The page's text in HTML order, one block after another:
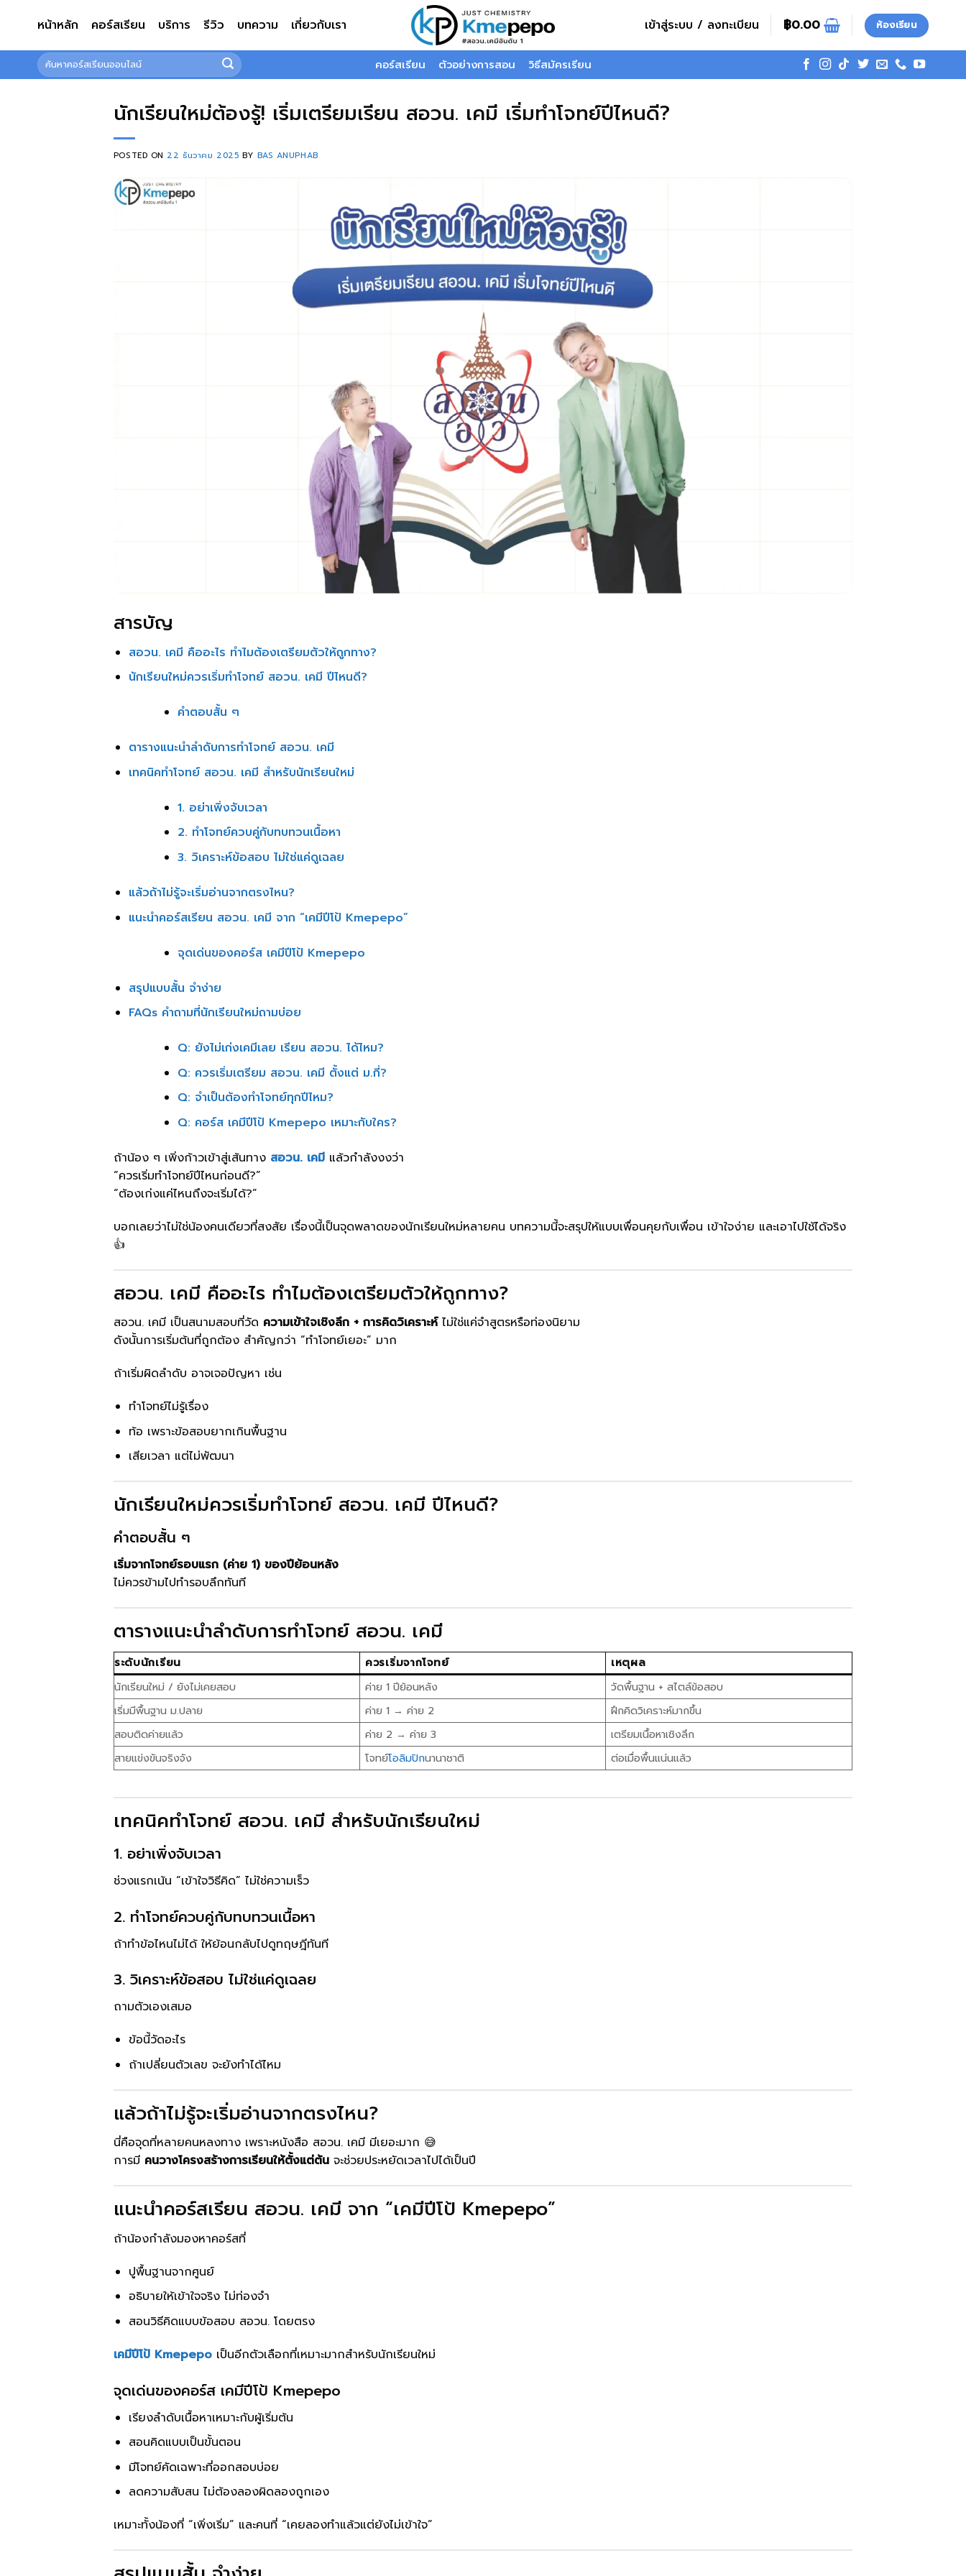
หน้าหลัก คอร์สเรียน บริการ รีวิว บทความ เกี่ยวกับเรา เข้าสู่ระบบ / ลงทะเบียน ฿0.00 ห้องเรียน
ค้นหา: คอร์สเรียน ตัวอย่างการสอน วิธีสมัครเรียน
นักเรียนใหม่ต้องรู้! เริ่มเตรียมเรียน สอวน. เคมี เริ่มทำโจทย์ปีไหนดี?
POSTED ON 22 ธันวาคม 2025 BY BAS ANUPHAB
สารบัญ
สอวน. เคมี คืออะไร ทำไมต้องเตรียมตัวให้ถูกทาง?
นักเรียนใหม่ควรเริ่มทำโจทย์ สอวน. เคมี ปีไหนดี?
คำตอบสั้น ๆ
ตารางแนะนำลำดับการทำโจทย์ สอวน. เคมี
เทคนิคทำโจทย์ สอวน. เคมี สำหรับนักเรียนใหม่
1. อย่าเพิ่งจับเวลา
2. ทำโจทย์ควบคู่กับทบทวนเนื้อหา
3. วิเคราะห์ข้อสอบ ไม่ใช่แค่ดูเฉลย
แล้วถ้าไม่รู้จะเริ่มอ่านจากตรงไหน?
แนะนำคอร์สเรียน สอวน. เคมี จาก “เคมีปีโป้ Kmepepo”
จุดเด่นของคอร์ส เคมีปีโป้ Kmepepo
สรุปแบบสั้น จำง่าย
FAQs คำถามที่นักเรียนใหม่ถามบ่อย
Q: ยังไม่เก่งเคมีเลย เรียน สอวน. ได้ไหม?
Q: ควรเริ่มเตรียม สอวน. เคมี ตั้งแต่ ม.กี่?
Q: จำเป็นต้องทำโจทย์ทุกปีไหม?
Q: คอร์ส เคมีปีโป้ Kmepepo เหมาะกับใคร?
ถ้าน้อง ๆ เพิ่งก้าวเข้าสู่เส้นทาง สอวน. เคมีแล้วกำลังงงว่า
“ควรเริ่มทำโจทย์ปีไหนก่อนดี?”
“ต้องเก่งแค่ไหนถึงจะเริ่มได้?”
บอกเลยว่าไม่ใช่น้องคนเดียวที่สงสัย เรื่องนี้เป็นจุดพลาดของนักเรียนใหม่หลายคน บทความนี้จะสรุปให้แบบเพื่อนคุยกับเพื่อน เข้าใจง่าย และเอาไปใช้ได้จริง
👍
สอวน. เคมี คืออะไร ทำไมต้องเตรียมตัวให้ถูกทาง?
สอวน. เคมี เป็นสนามสอบที่วัด ความเข้าใจเชิงลึก + การคิดวิเคราะห์ไม่ใช่แค่จำสูตรหรือท่องนิยาม
ดังนั้นการเริ่มต้นที่ถูกต้อง สำคัญกว่า “ทำโจทย์เยอะ” มาก
ถ้าเริ่มผิดลำดับ อาจเจอปัญหา เช่น
ทำโจทย์ไม่รู้เรื่อง
ท้อ เพราะข้อสอบยากเกินพื้นฐาน
เสียเวลา แต่ไม่พัฒนา
นักเรียนใหม่ควรเริ่มทำโจทย์ สอวน. เคมี ปีไหนดี?
คำตอบสั้น ๆ
เริ่มจากโจทย์รอบแรก (ค่าย 1) ของปีย้อนหลัง
ไม่ควรข้ามไปทำรอบลึกทันที
ตารางแนะนำลำดับการทำโจทย์ สอวน. เคมี
ระดับนักเรียน ควรเริ่มจากโจทย์
เหตุผล
นักเรียนใหม่ / ยังไม่เคยสอบ
ค่าย 1 ปีย้อนหลัง
วัดพื้นฐาน + สไตล์ข้อสอบ
เริ่มมีพื้นฐาน ม.ปลาย
ค่าย 1 → ค่าย 2
ฝึกคิดวิเคราะห์มากขึ้น
สอบติดค่ายแล้ว
ค่าย 2 → ค่าย 3
เตรียมเนื้อหาเชิงลึก
สายแข่งขันจริงจัง
โจทย์โอลิมปิกนานาชาติ ต่อเมื่อพื้นแน่นแล้ว
เทคนิคทำโจทย์ สอวน. เคมี สำหรับนักเรียนใหม่
1. อย่าเพิ่งจับเวลา
ช่วงแรกเน้น “เข้าใจวิธีคิด” ไม่ใช่ความเร็ว
2. ทำโจทย์ควบคู่กับทบทวนเนื้อหา
ถ้าทำข้อไหนไม่ได้ ให้ย้อนกลับไปดูทฤษฎีทันที
3. วิเคราะห์ข้อสอบ ไม่ใช่แค่ดูเฉลย
ถามตัวเองเสมอ
ข้อนี้วัดอะไร
ถ้าเปลี่ยนตัวเลข จะยังทำได้ไหม
แล้วถ้าไม่รู้จะเริ่มอ่านจากตรงไหน?
นี่คือจุดที่หลายคนหลงทาง เพราะหนังสือ สอวน. เคมี มีเยอะมาก 😅
การมี คนวางโครงสร้างการเรียนให้ตั้งแต่ต้นจะช่วยประหยัดเวลาไปได้เป็นปี
แนะนำคอร์สเรียน สอวน. เคมี จาก “เคมีปีโป้ Kmepepo”
ถ้าน้องกำลังมองหาคอร์สที่
ปูพื้นฐานจากศูนย์
อธิบายให้เข้าใจจริง ไม่ท่องจำ
สอนวิธีคิดแบบข้อสอบ สอวน. โดยตรง
เคมีปีโป้ Kmepepoเป็นอีกตัวเลือกที่เหมาะมากสำหรับนักเรียนใหม่
จุดเด่นของคอร์ส เคมีปีโป้ Kmepepo
เรียงลำดับเนื้อหาเหมาะกับผู้เริ่มต้น
สอนคิดแบบเป็นขั้นตอน
มีโจทย์คัดเฉพาะที่ออกสอบบ่อย
ลดความสับสน ไม่ต้องลองผิดลองถูกเอง
เหมาะทั้งน้องที่ “เพิ่งเริ่ม” และคนที่ “เคยลองทำแล้วแต่ยังไม่เข้าใจ”